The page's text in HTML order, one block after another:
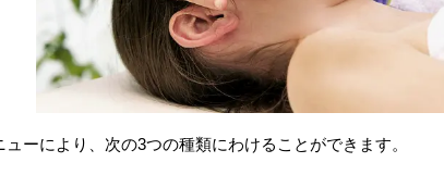
ーにより、次の3つの種類にわけることができます。